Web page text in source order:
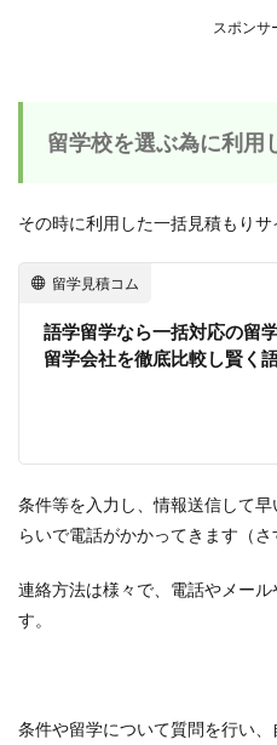
スポンサ
留学校を選ぶ為に利用
その時に利用した一括見積もりサ
留学見積コム
語学留学なら一括対応の留
留学会社を徹底比較し賢く
条件等を入力し、情報送信して
らいで電話がかかってきます（さ
連絡方法は様々で、電話やメー
す。
条件や留学について質問を行い